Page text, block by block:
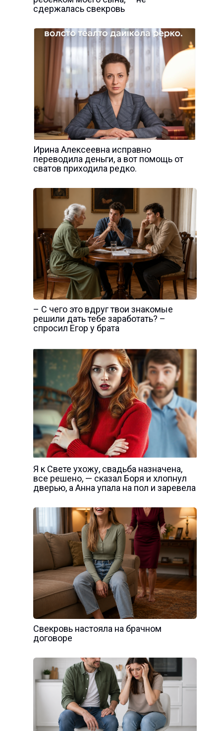
сдержалась свекровь
Ирина Алексеевна исправно
переводила деньги, а вот помощь от
сватов приходила редко.
– С чего это вдруг твои знакомые
решили дать тебе заработать? –
спросил Егор у брата
Я к Свете ухожу, свадьба назначена,
все решено, — сказал Боря и хлопнул
дверью, а Анна упала на пол и заревела
Свекровь настояла на брачном
договоре